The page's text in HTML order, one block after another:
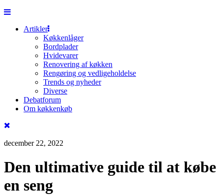
Artikler
Køkkenlåger
Bordplader
Hvidevarer
Renovering af køkken
Rengøring og vedligeholdelse
Trends og nyheder
Diverse
Debatforum
Om køkkenkøb
december 22, 2022
Den ultimative guide til at købe
en seng